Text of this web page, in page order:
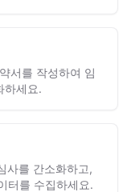
서를 작성하여 임
하세요.
사를 간소화하고,
터를 수집하세요.